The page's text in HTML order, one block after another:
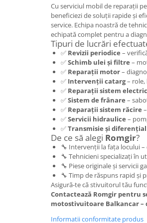
Cilindrii Directie
Fuzete Stivuitor
Piese Directie Stivuitoare
Pivoți Direcție
Sistem Electric
Alternatoare Motostivuitor
Bujii Motostivuitoare
Contact Pornire
Electromotoare Stivuitor
Lampi Faruri si Proiectoare
Piese Electrice Motostivuitor
Sistem Franare
Cilindrii Frana
Frana de Mana
Piese Frane Stivuitor
Cu serviciul mobil de reparații
beneficiezi de soluții rapide și
service. Echipa noastră de
echipată complet pentru a
Tipuri de lucrări
✅ Revizii periodice –
✅Schimb ulei și filtre –
✅ Reparații motor–
✅ Intervenții catarg– role,
✅ Reparații sistem electric
✅Sistem de frânare –
✅ Reparații sistem răcire
✅Servicii hidraulice –
✅Transmisie și diferențial
De ce să alegi Romgir?
🔧 Intervenții la fața locului
🔧 Tehnicieni specializați în
🔧 Piese originale și servicii
🔧 Timp de răspuns rapid și
Asigură-te că stivuitorul tău
Contactează Romgir pentru
motostivuitoare Balkancar –
Informatii conformitate produs